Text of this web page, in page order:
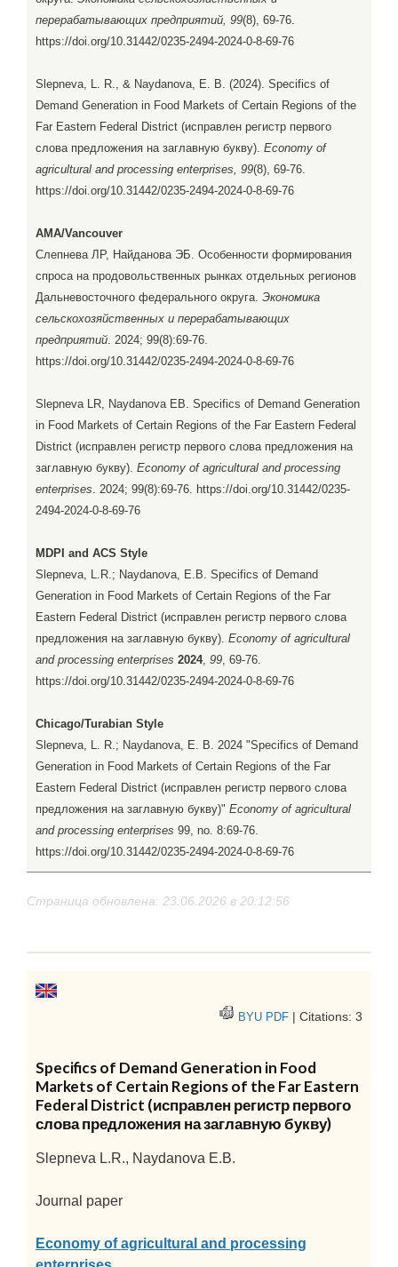
перерабатывающих предприятий, 99(8), 69-76.
https://doi.org/10.31442/0235-2494-2024-0-8-69-76
Slepneva, L. R., & Naydanova, E. B. (2024). Specifics of
Demand Generation in Food Markets of Certain Regions of the
Far Eastern Federal District (исправлен регистр первого
слова предложения на заглавную букву). Economy of
agricultural and processing enterprises, 99(8), 69-76.
https://doi.org/10.31442/0235-2494-2024-0-8-69-76
AMA/Vancouver
Слепнева ЛР, Найданова ЭБ. Особенности формирования
спроса на продовольственных рынках отдельных регионов
Дальневосточного федерального округа. Экономика
сельскохозяйственных и перерабатывающих
предприятий. 2024; 99(8):69-76.
https://doi.org/10.31442/0235-2494-2024-0-8-69-76
Slepneva LR, Naydanova EB. Specifics of Demand Generation
in Food Markets of Certain Regions of the Far Eastern Federal
District (исправлен регистр первого слова предложения на
заглавную букву). Economy of agricultural and processing
enterprises. 2024; 99(8):69-76. https://doi.org/10.31442/0235-
2494-2024-0-8-69-76
MDPI and ACS Style
Slepneva, L.R.; Naydanova, E.B. Specifics of Demand
Generation in Food Markets of Certain Regions of the Far
Eastern Federal District (исправлен регистр первого слова
предложения на заглавную букву). Economy of agricultural
and processing enterprises 2024, 99, 69-76.
https://doi.org/10.31442/0235-2494-2024-0-8-69-76
Chicago/Turabian Style
Slepneva, L. R.; Naydanova, E. B. 2024 "Specifics of Demand
Generation in Food Markets of Certain Regions of the Far
Eastern Federal District (исправлен регистр первого слова
предложения на заглавную букву)" Economy of agricultural
and processing enterprises 99, no. 8:69-76.
https://doi.org/10.31442/0235-2494-2024-0-8-69-76
Страница обновлена: 23.06.2026 в 20:12:56
BYU PDF | Citations: 3
Specifics of Demand Generation in Food
Markets of Certain Regions of the Far Eastern
Federal District (исправлен регистр первого
слова предложения на заглавную букву)
Slepneva L.R., Naydanova E.B.
Journal paper
Economy of agricultural and processing